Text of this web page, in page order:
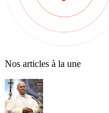
Nos articles à la une